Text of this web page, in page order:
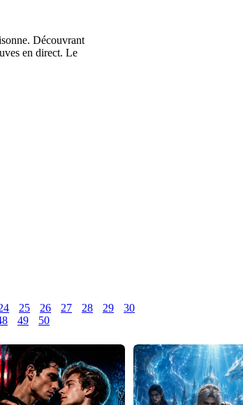
Découvrant
en direct. Le
25 26 27 28 29
30
49 50